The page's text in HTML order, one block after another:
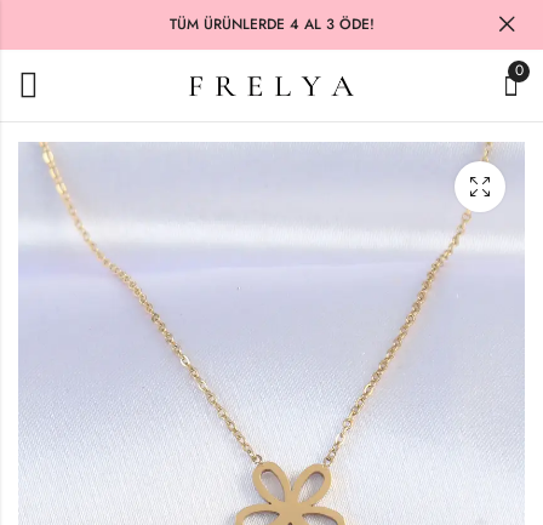
TÜM ÜRÜNLERDE 4 AL 3 ÖDE!
0